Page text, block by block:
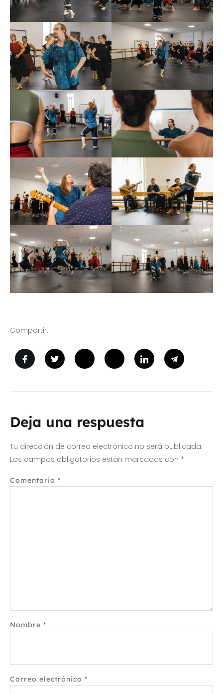
Compartir:
Deja una respuesta
Tu dirección de correo electrónico no será publicada.
Los campos obligatorios están marcados con *
Comentario *
Nombre *
Correo electrónico *